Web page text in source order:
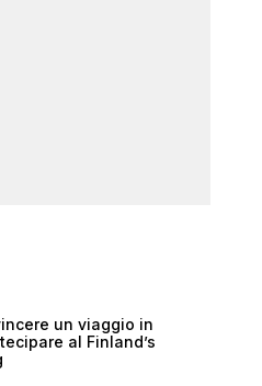
un viaggio in
al Finland’s